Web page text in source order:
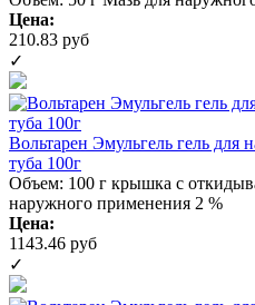
Цена:
210.83 руб
✓
Вольтарен Эмульгель гель для
туба 100г
Объем: 100 г крышка с
наружного применения 2 %
Цена:
1143.46 руб
✓